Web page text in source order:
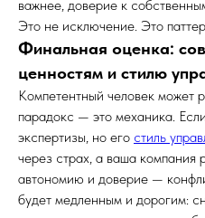
важнее, доверие к
Это не исключение. Это
Финальная оценка:
ценностям и стилю
Компетентный человек может
парадокс — это механика.
экспертизы, но его стиль
через страх, а ваша компания
автономию и доверие —
будет медленным и дорогим: